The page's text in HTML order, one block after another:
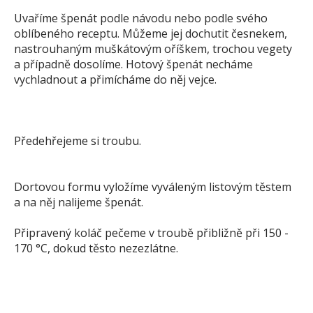
Uvaříme špenát podle návodu nebo podle svého
oblíbeného receptu. Můžeme jej dochutit česnekem,
nastrouhaným muškátovým oříškem, trochou vegety
a případně dosolíme. Hotový špenát necháme
vychladnout a přimícháme do něj vejce.
Předehřejeme si troubu.
Dortovou formu vyložíme vyváleným listovým těstem
a na něj nalijeme špenát.
Připravený koláč pečeme v troubě přibližně při 150 -
170 °C, dokud těsto nezezlátne.